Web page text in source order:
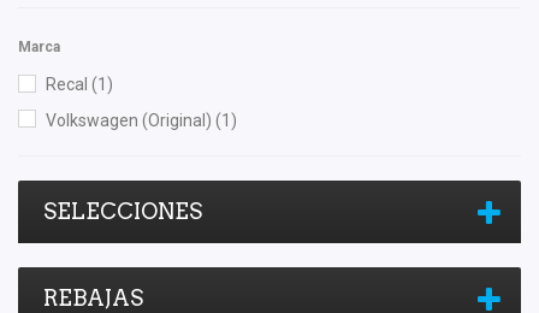
Marca
Recal (1)
Volkswagen (Original) (1)
SELECCIONES
REBAJAS